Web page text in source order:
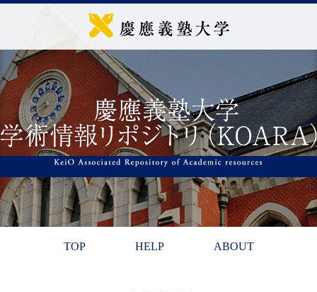
TOP HELP ABOUT